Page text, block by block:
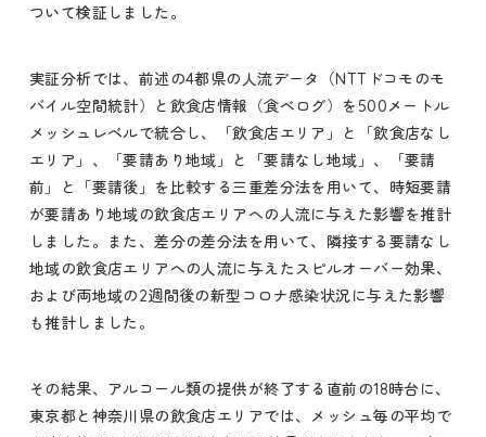
ついて検証しました。
実証分析では、前述の4都県の人流データ（NTTドコモのモ
バイル空間統計）と飲食店情報（食べログ）を500メートル
メッシュレベルで統合し、「飲食店エリア」と「飲食店なし
エリア」、「要請あり地域」と「要請なし地域」、「要請
前」と「要請後」を比較する三重差分法を用いて、時短要請
が要請あり地域の飲食店エリアへの人流に与えた影響を推計
しました。また、差分の差分法を用いて、隣接する要請なし
地域の飲食店エリアへの人流に与えたスピルオーバー効果、
および両地域の2週間後の新型コロナ感染状況に与えた影響
も推計しました。
その結果、アルコール類の提供が終了する直前の18時台に、
東京都と神奈川県の飲食店エリアでは、メッシュ毎の平均で